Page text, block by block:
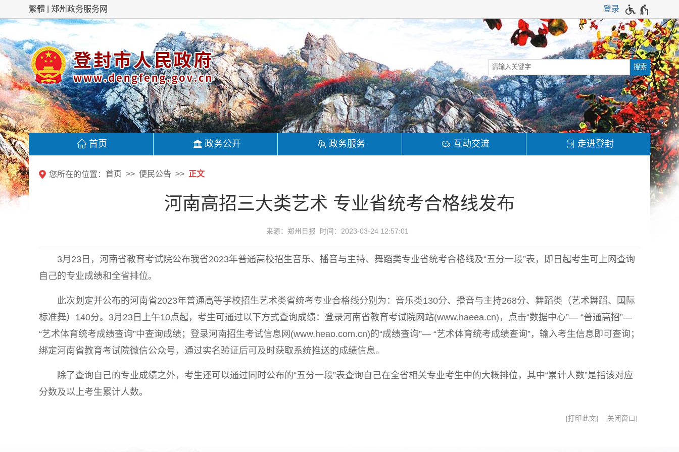
繁體 郑州政务服务网 登录
首页 政务公开 政务服务 互动交流 走进登封
您所在的位置： 首页 便民公告 正文
河南高招三大类艺术 专业省统考合格线发布
来源：郑州日报 时间：2023-03-24 12:57:01
3月23日，河南省教育考试院公布我省2023年普通高校招生音乐、播音与主持、舞蹈类专业省统考合格线及“五分一段”表，即日起考生可上网查询
自己的专业成绩和全省排位。
此次划定并公布的河南省2023年普通高等学校招生艺术类省统考专业合格线分别为：音乐类130分、播音与主持268分、舞蹈类（艺术舞蹈、国际
标准舞）140分。3月23日上午10点起，考生可通过以下方式查询成绩：登录河南省教育考试院网站(www.haeea.cn)，点击“数据中心”— “普通高招”—
“艺术体育统考成绩查询”中查询成绩；登录河南招生考试信息网(www.heao.com.cn)的“成绩查询”— “艺术体育统考成绩查询”，输入考生信息即可查询；
绑定河南省教育考试院微信公众号，通过实名验证后可及时获取系统推送的成绩信息。
除了查询自己的专业成绩之外，考生还可以通过同时公布的“五分一段”表查询自己在全省相关专业考生中的大概排位，其中“累计人数”是指该对应
分数及以上考生累计人数。
打印此文 关闭窗口